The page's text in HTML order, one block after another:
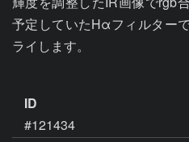
予定していたHαフィルター
ライします。
ID
#121434